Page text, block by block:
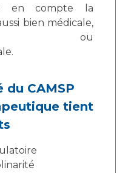
en compte la
bien médicale,
ou
du CAMSP
tient